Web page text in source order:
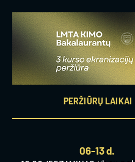
PERŽIŪRŲ LAIKAI
06-13 d.